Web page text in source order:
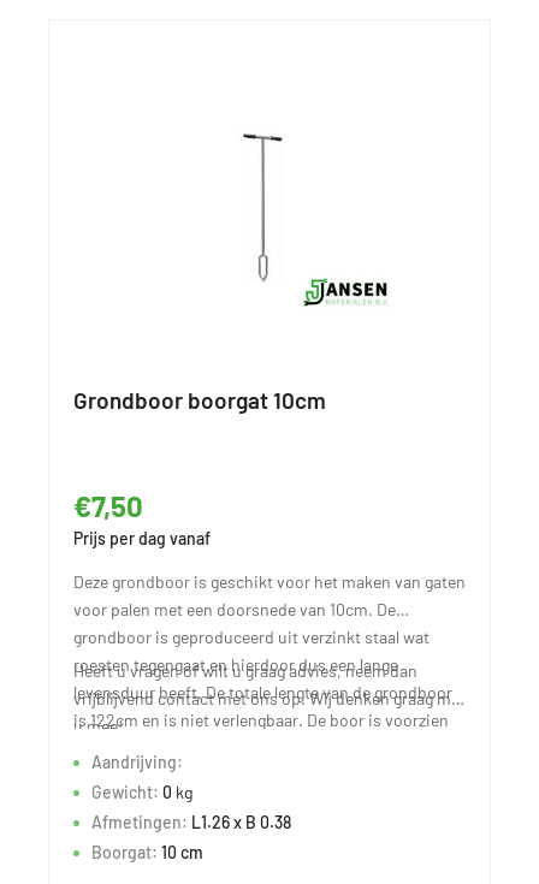
Grondboor boorgat 10cm
Prijs per dag vanaf
€7,50
Deze grondboor is geschikt voor het maken van gaten
voor palen met een doorsnede van 10cm. De
grondboor is geproduceerd uit verzinkt staal wat
roesten tegengaat en hierdoor dus een lange
levensduur heeft. De totale lengte van de grondboor
is 122cm en is niet verlengbaar. De boor is voorzien
Heeft u vragen of wilt u graag advies, neem dan
vrijblijvend contact met ons op. Wij denken graag met
u mee!
Aandrijving:
Gewicht: 0 kg
Afmetingen: L1.26 x B 0.38
Boorgat: 10 cm